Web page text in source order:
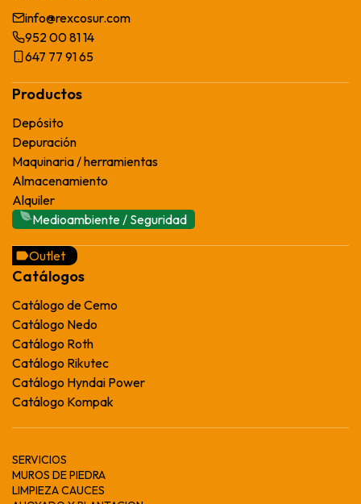
info@rexcosur.com
952 00 81 14
647 77 91 65
Productos
Depósito
Depuración
Maquinaria / herramientas
Almacenamiento
Alquiler
Medioambiente / Seguridad
Outlet
Catálogos
Catálogo de Cemo
Catálogo Nedo
Catálogo Roth
Catálogo Rikutec
Catálogo Hyndai Power
Catálogo Kompak
SERVICIOS
MUROS DE PIEDRA
LIMPIEZA CAUCES